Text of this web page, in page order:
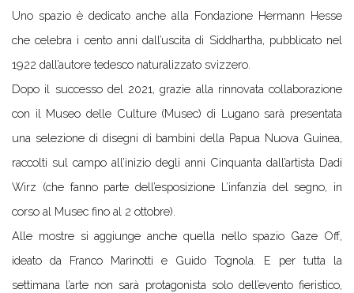
Uno spazio è dedicato anche alla Fondazione Hermann Hesse
che celebra i cento anni dall’uscita di Siddhartha, pubblicato nel
1922 dall’autore tedesco naturalizzato svizzero.
Dopo il successo del 2021, grazie alla rinnovata collaborazione
con il Museo delle Culture (Musec) di Lugano sarà presentata
una selezione di disegni di bambini della Papua Nuova Guinea,
raccolti sul campo all’inizio degli anni Cinquanta dall’artista Dadi
Wirz (che fanno parte dell’esposizione L’infanzia del segno, in
corso al Musec fino al 2 ottobre).
Alle mostre si aggiunge anche quella nello spazio Gaze Off,
ideato da Franco Marinotti e Guido Tognola. E per tutta la
settimana l’arte non sarà protagonista solo dell’evento fieristico,